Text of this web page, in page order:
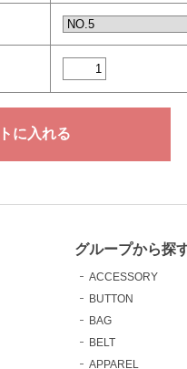
グループから探
ACCESSORY
BUTTON
BAG
BELT
APPAREL